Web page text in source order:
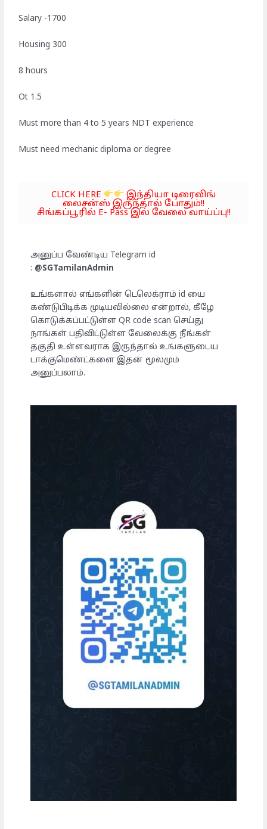
Salary -1700
Housing 300
8 hours
Ot 1.5
Must more than 4 to 5 years NDT experience
Must need mechanic diploma or degree
CLICK HERE இந்தியா டிரைவிங்
லைசன்ஸ் இருந்தால் போதும்!!
சிங்கப்பூரில் E- Pass இல் வேலை வாய்ப்பு!!
அனுப்ப வேண்டிய Telegram id
: @SGTamilanAdmin
உங்களால் எங்களின் டெலெக்ராம் id யை
கண்டுபிடிக்க முடியவில்லை என்றால், கீழே
கொடுக்கப்பட்டுள்ள QR code scan செய்து
நாங்கள் பதிவிட்டுள்ள வேலைக்கு நீங்கள்
தகுதி உள்ளவராக இருந்தால் உங்களுடைய
டாக்குமெண்ட்களை இதன் மூலமும்
அனுப்பலாம்.